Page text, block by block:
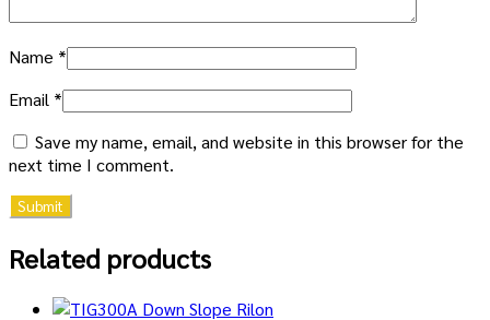
Name *
Email *
Save my name, email, and website in this browser for the
next time I comment.
Related products